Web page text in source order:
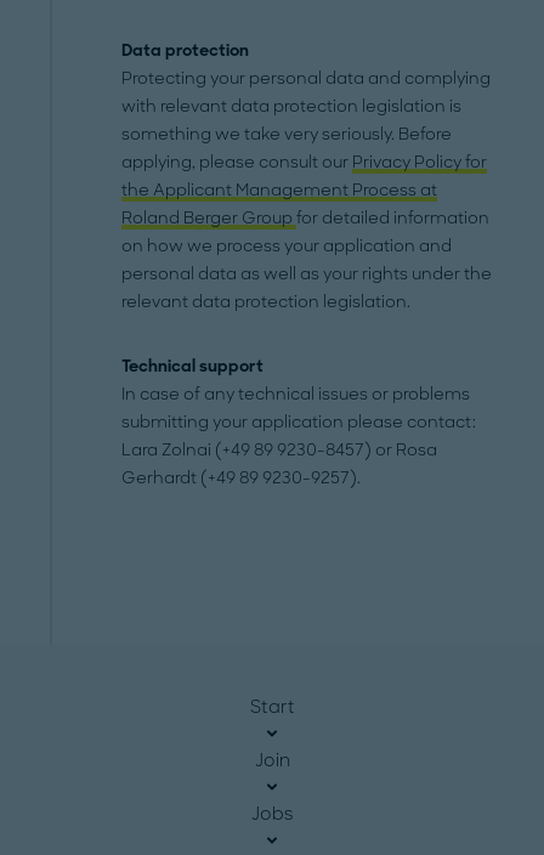
Data protection
Protecting your personal data and complying
with relevant data protection legislation is
something we take very seriously. Before
applying, please consult our Privacy Policy for
the Applicant Management Process at
Roland Berger Groupfor detailed information
on how we process your application and
personal data as well as your rights under the
relevant data protection legislation.
Technical support
In case of any technical issues or problems
submitting your application please contact:
Lara Zolnai (+49 89 9230-8457) or Rosa
Gerhardt (+49 89 9230-9257).
Start
Join
Jobs